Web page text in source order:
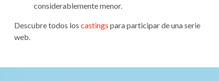
considerablemente menor.
Descubre todos los castings para participar de una serie
web.